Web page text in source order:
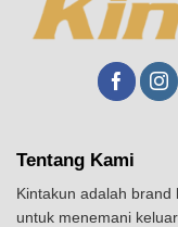
Tentang Kami
Kintakun adalah brand
untuk menemani